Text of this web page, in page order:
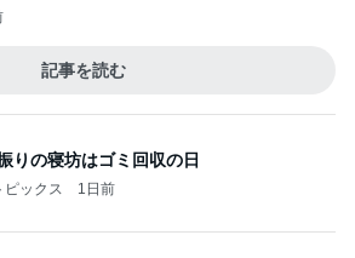
記事を読む
りの寝坊はゴミ回収の日
ックス 1日前